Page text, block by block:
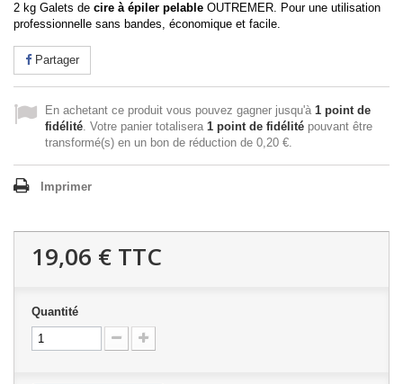
2 kg Galets de cire à épiler pelable OUTREMER. Pour une utilisation
professionnelle sans bandes, économique et facile.
Partager
En achetant ce produit vous pouvez gagner jusqu'à 1 point de
fidélité. Votre panier totalisera 1 point de fidélité pouvant être
transformé(s) en un bon de réduction de 0,20 €.
Imprimer
19,06 € TTC
Quantité